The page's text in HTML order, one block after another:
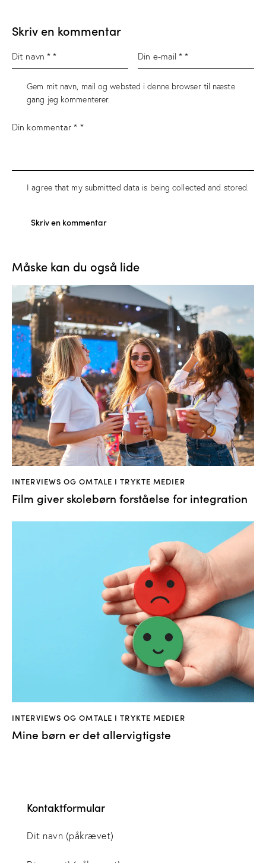
Skriv en kommentar
Gem mit navn, mail og websted i denne browser til næste
gang jeg kommenterer.
I agree that my submitted data is beingcollected and stored.
Måske kan du også lide
INTERVIEWS OG OMTALE I TRYKTE MEDIER
Film giver skolebørn forståelse for integration
INTERVIEWS OG OMTALE I TRYKTE MEDIER
Mine børn er det allervigtigste
Kontaktformular